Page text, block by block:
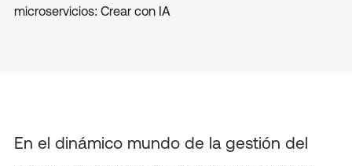
microservicios: Crear con IA
En el dinámico mundo de la gestión del